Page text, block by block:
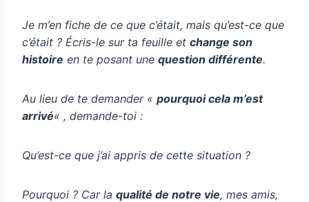
Je m’en fiche de ce que c’était, mais qu’est-ce que
c’était ? Écris-le sur ta feuille et change son
histoire en te posant une question différente.
Au lieu de te demander « pourquoi cela m’est
arrivé« , demande-toi :
Qu’est-ce que j’ai appris de cette situation ?
Pourquoi ? Car la qualité de notre vie, mes amis,